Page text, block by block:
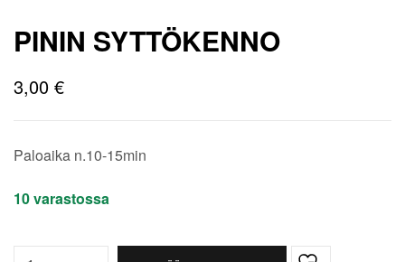
PININ SYTTÖKENNO
3,00 €
Paloaika n.10-15min
10 varastossa